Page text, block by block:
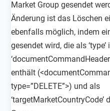
Market Group gesendet
Änderung ist das Löschen
ebenfalls möglich, indem
gesendet wird, die als ‘type’
enthält
type=”DELETE”>) und als
‘targetMarketCountryCode’